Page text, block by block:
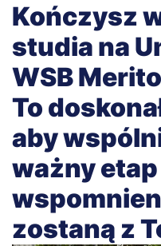
Kończysz
studia na
WSB
To
aby
ważny
zostaną z